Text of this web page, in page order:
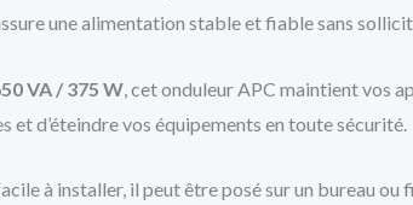
une alimentation stable et fiable sans
VA / 375 W , cet onduleur APC maintient vos
et d’éteindre vos équipements en toute sécurité.
à installer, il peut être posé sur un bureau